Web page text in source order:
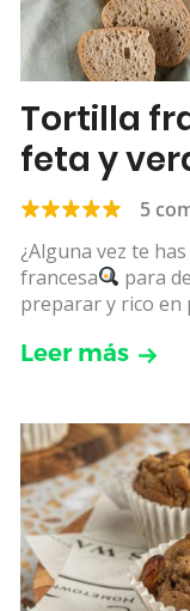
Tortilla
feta y
5
¿Alguna vez te
francesa
para
preparar y rico en
Leer más